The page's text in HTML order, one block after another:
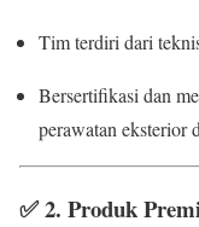
Tim terdiri dari
Bersertifikasi dan
perawatan eksterior
✅2. Produk